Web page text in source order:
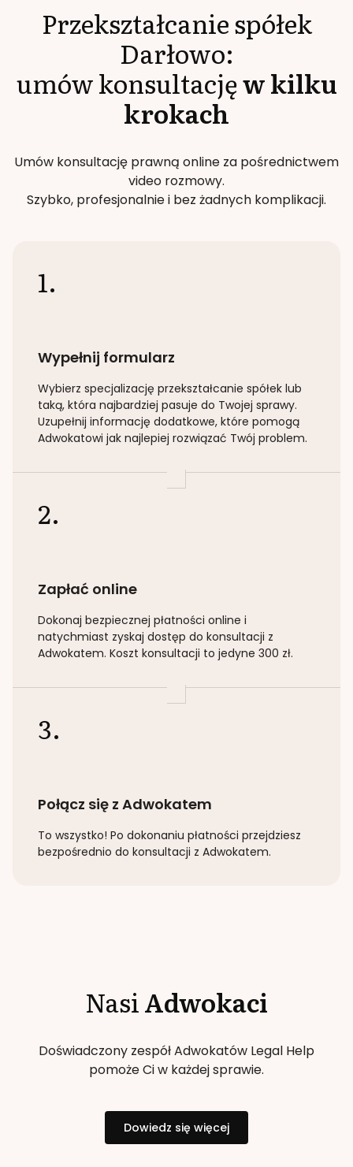
Przekształcanie spółek
Darłowo:
umów konsultacjęw kilku
krokach
Umów konsultację prawną online za pośrednictwem
video rozmowy.
Szybko, profesjonalnie i bez żadnych komplikacji.
1.
Wypełnij formularz
Wybierz specjalizację przekształcanie spółek lub
taką, która najbardziej pasuje do Twojej sprawy.
Uzupełnij informację dodatkowe, które pomogą
Adwokatowi jak najlepiej rozwiązać Twój problem.
2.
Zapłać online
Dokonaj bezpiecznej płatności online i
natychmiast zyskaj dostęp do konsultacji z
Adwokatem. Koszt konsultacji to jedyne 300 zł.
3.
Połącz się z Adwokatem
To wszystko! Po dokonaniu płatności przejdziesz
bezpośrednio do konsultacji z Adwokatem.
NasiAdwokaci
Doświadczony zespół Adwokatów Legal Help
pomoże Ci w każdej sprawie.
Dowiedz się więcej